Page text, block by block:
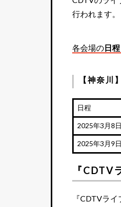
行われます。
各会場の日程
【神奈川
日程
2025年3月8日
2025年3月9日
『
『CDTVラ